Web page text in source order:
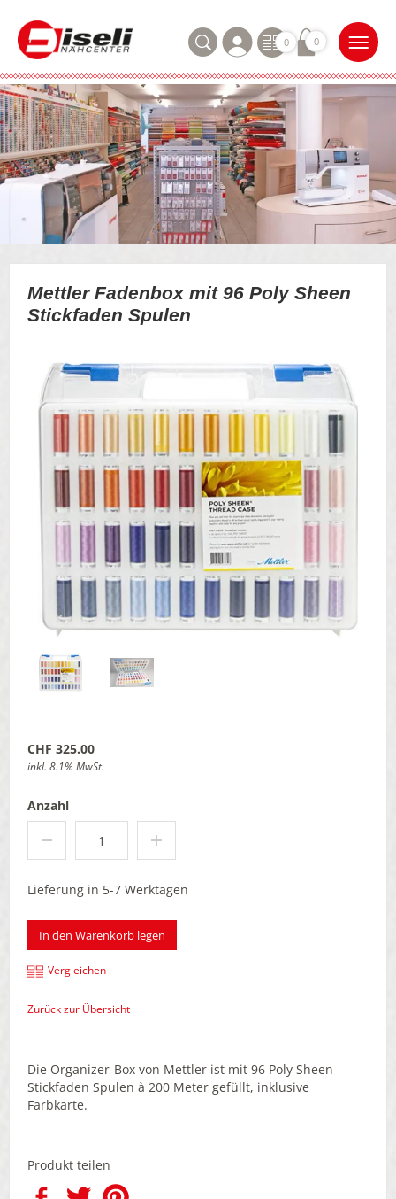
0 0
Mettler Fadenbox mit 96 Poly Sheen
Stickfaden Spulen
CHF 325.00
inkl. 8.1% MwSt.
Anzahl
Lieferung in 5-7 Werktagen
In den Warenkorb legen
Vergleichen
Zurück zur Übersicht
Die Organizer-Box von Mettler ist mit 96 Poly Sheen
Stickfaden Spulen à 200 Meter gefüllt, inklusive
Farbkarte.
Produkt teilen